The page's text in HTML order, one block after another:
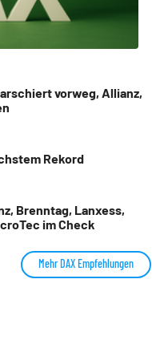
vorweg, Allianz,
Rekord
Brenntag, Lanxess,
im Check
Mehr DAX Empfehlungen